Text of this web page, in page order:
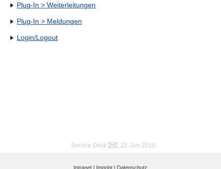
Plug-In > Weiterleitungen
Plug-In > Meldungen
Login/Logout
Service Desk , 22. Jun 2018
Intranet | Imprint | Datenschutz